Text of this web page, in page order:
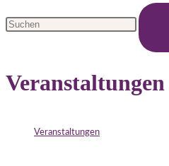
Veranstaltungen
Veranstaltungen